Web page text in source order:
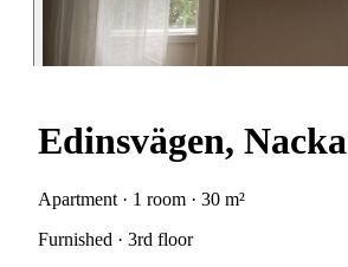
Edinsvägen, Nacka
Apartment · 1 room · 30 m²
Furnished · 3rd floor